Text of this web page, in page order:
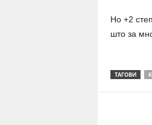
Но +2
што за
ТАГОВИ